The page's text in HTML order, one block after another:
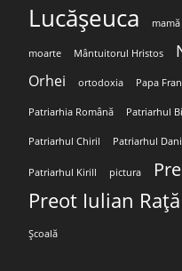
Lucășeuca mamă
moarte Mântuitorul Hristos
Orhei ortodoxia Papa
Patriarhia Română Patriarhul
Patriarhul Chiril Patriarhul
Patriarhul Kirill pictura
Preot Iulian Rață
Școală